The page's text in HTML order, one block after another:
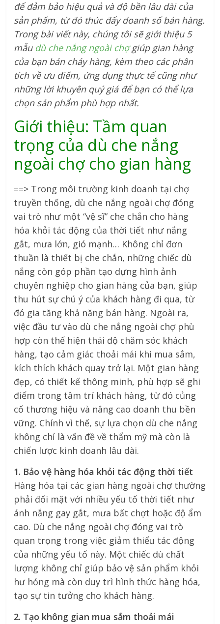
để đảm bảo hiệu quả và độ bền lâu dài của
sản phẩm, từ đó thúc đẩy doanh số bán hàng.
Trong bài viết này, chúng tôi sẽ giới thiệu 5
mẫu dù che nắng ngoài chợgiúp gian hàng
của bạn bán cháy hàng, kèm theo các phân
tích về ưu điểm, ứng dụng thực tế cũng như
những lời khuyên quý giá để bạn có thể lựa
chọn sản phẩm phù hợp nhất.
Giới thiệu: Tầm quan
trọng của dù che nắng
ngoài chợ cho gian hàng
==> Trong môi trường kinh doanh tại chợ
truyền thống, dù che nắng ngoài chợ đóng
vai trò như một “vệ sĩ” che chắn cho hàng
hóa khỏi tác động của thời tiết như nắng
gắt, mưa lớn, gió mạnh… Không chỉ đơn
thuần là thiết bị che chắn, những chiếc dù
nắng còn góp phần tạo dựng hình ảnh
chuyên nghiệp cho gian hàng của bạn, giúp
thu hút sự chú ý của khách hàng đi qua, từ
đó gia tăng khả năng bán hàng. Ngoài ra,
việc đầu tư vào dù che nắng ngoài chợ phù
hợp còn thể hiện thái độ chăm sóc khách
hàng, tạo cảm giác thoải mái khi mua sắm,
kích thích khách quay trở lại. Một gian hàng
đẹp, có thiết kế thông minh, phù hợp sẽ ghi
điểm trong tâm trí khách hàng, từ đó củng
cố thương hiệu và nâng cao doanh thu bền
vững. Chính vì thế, sự lựa chọn dù che nắng
không chỉ là vấn đề về thẩm mỹ mà còn là
chiến lược kinh doanh lâu dài.
1. Bảo vệ hàng hóa khỏi tác động thời tiết
Hàng hóa tại các gian hàng ngoài chợ thường
phải đối mặt với nhiều yếu tố thời tiết như
ánh nắng gay gắt, mưa bất chợt hoặc độ ẩm
cao. Dù che nắng ngoài chợ đóng vai trò
quan trọng trong việc giảm thiểu tác động
của những yếu tố này. Một chiếc dù chất
lượng không chỉ giúp bảo vệ sản phẩm khỏi
hư hỏng mà còn duy trì hình thức hàng hóa,
tạo sự tin tưởng cho khách hàng.
2. Tạo không gian mua sắm thoải mái